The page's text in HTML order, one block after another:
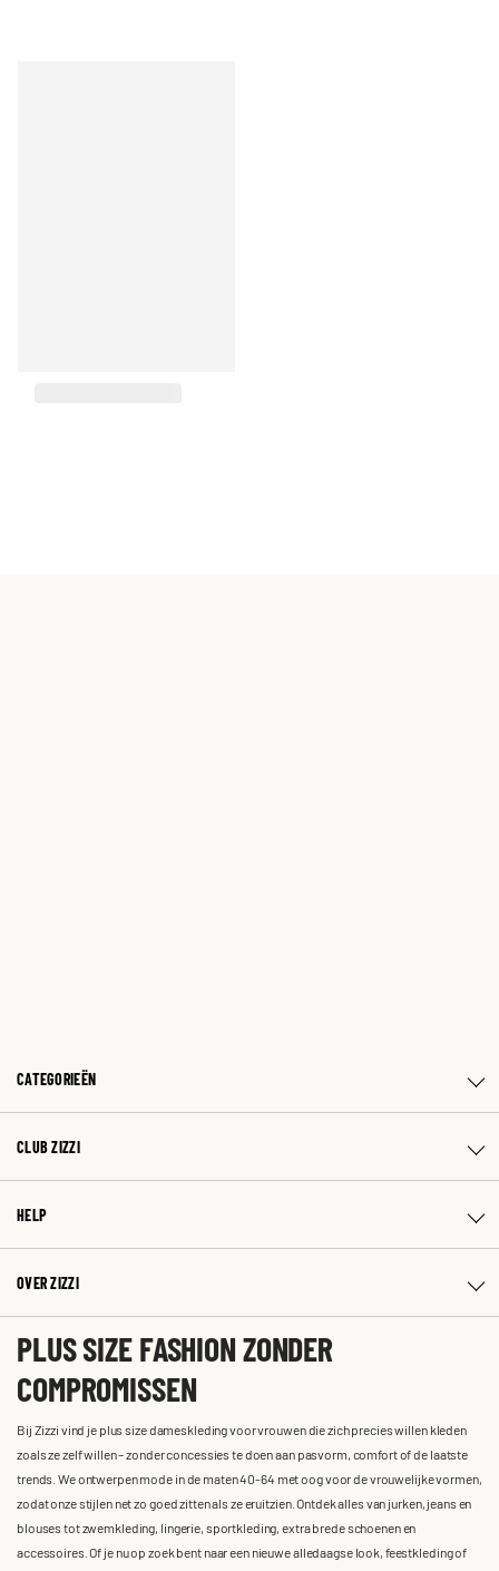
CATEGORIEËN
CLUB ZIZZI
HELP
OVER ZIZZI
PLUS SIZE FASHION ZONDER
COMPROMISSEN
Bij Zizzi vind je plus size dameskleding voor vrouwen die zich precies willen kleden
zoals ze zelf willen – zonder concessies te doen aan pasvorm, comfort of de laatste
trends. We ontwerpen mode in de maten 40-64 met oog voor de vrouwelijke vormen,
zodat onze stijlen net zo goed zitten als ze eruitzien. Ontdek alles van jurken, jeans en
blouses tot zwemkleding, lingerie, sportkleding, extra brede schoenen en
accessoires. Of je nu op zoek bent naar een nieuwe alledaagse look, feestkleding of